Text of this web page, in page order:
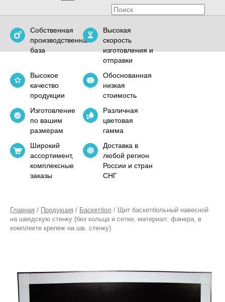
Собственная
производственная
база
Высокая
скорость
изготовления и
отправки
Высокое
качество
продукции
Обоснованная
низкая
стоимость
Изготовление
по вашим
размерам
Различная
цветовая
гамма
Широкий
ассортимент,
комплексные
заказы
Доставка в
любой регион
России и стран
СНГ
Главная / Продукция / Баскетбол / Щит баскетбольный навесной
на шведскую стенку (без кольца и сетки, материал: фанера, в
комплекте крепеж на шв. стенку)